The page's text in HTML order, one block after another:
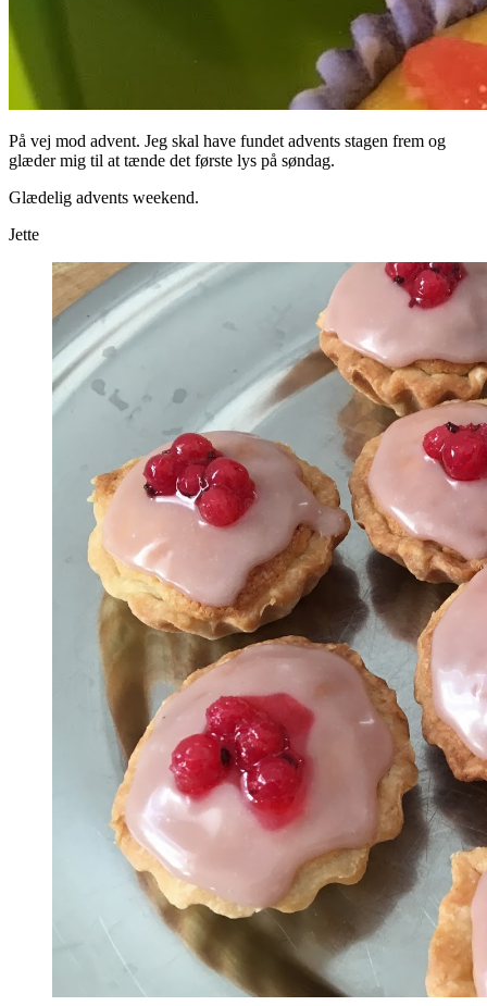
På vej mod advent. Jeg skal have fundet advents stagen frem og
glæder mig til at tænde det første lys på søndag.
Glædelig advents weekend.
Jette